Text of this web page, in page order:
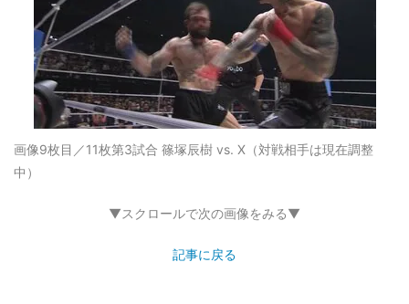
画像9枚目／11枚第3試合 篠塚辰樹 vs. X（対戦相手は現在調整
中）
▼スクロールで次の画像をみる▼
記事に戻る